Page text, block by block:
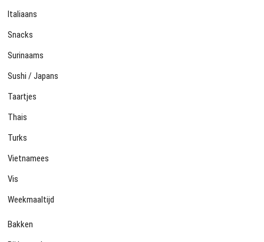
Italiaans
Snacks
Surinaams
Sushi / Japans
Taartjes
Thais
Turks
Vietnamees
Vis
Weekmaaltijd
Bakken